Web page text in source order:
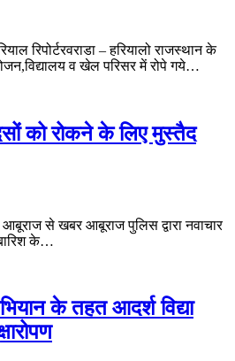
रिपोर्टरवराडा – हरियालो राजस्थान के
व खेल परिसर में रोपे गये…
को रोकने के लिए मुस्तैद
आबूराज से खबर आबूराज पुलिस द्वारा नवाचार
के…
के तहत आदर्श विद्या